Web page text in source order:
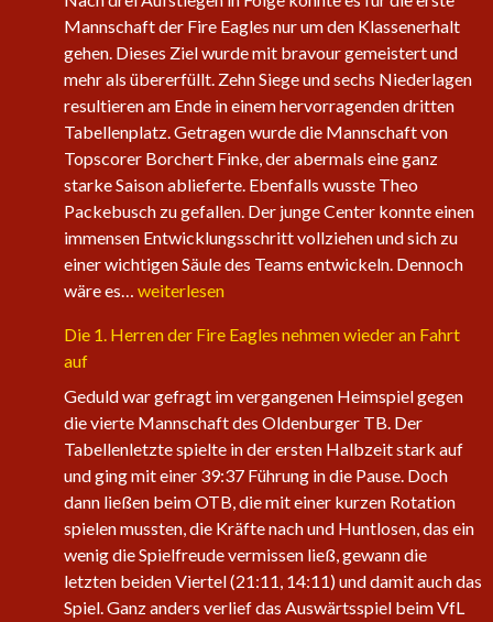
Mannschaft der Fire Eagles nur um den Klassenerhalt
gehen. Dieses Ziel wurde mit bravour gemeistert und
mehr als übererfüllt. Zehn Siege und sechs Niederlagen
resultieren am Ende in einem hervorragenden dritten
Tabellenplatz. Getragen wurde die Mannschaft von
Topscorer Borchert Finke, der abermals eine ganz
starke Saison ablieferte. Ebenfalls wusste Theo
Packebusch zu gefallen. Der junge Center konnte einen
immensen Entwicklungsschritt vollziehen und sich zu
einer wichtigen Säule des Teams entwickeln. Dennoch
wäre es… Saisonabschluss
Herrenteams
weiterlesen
Die 1. Herren der Fire Eagles nehmen wieder an Fahrt
auf
Geduld war gefragt im vergangenen Heimspiel gegen
die vierte Mannschaft des Oldenburger TB. Der
Tabellenletzte spielte in der ersten Halbzeit stark auf
und ging mit einer 39:37 Führung in die Pause. Doch
dann ließen beim OTB, die mit einer kurzen Rotation
spielen mussten, die Kräfte nach und Huntlosen, das ein
wenig die Spielfreude vermissen ließ, gewann die
letzten beiden Viertel (21:11, 14:11) und damit auch das
Spiel. Ganz anders verlief das Auswärtsspiel beim VfL